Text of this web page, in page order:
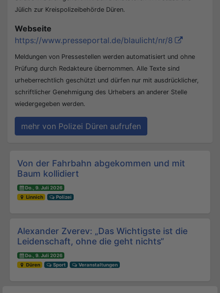
Jülich zur Kreispolizeibehörde Düren.
Webseite
https://www.presseportal.de/blaulicht/nr/8
Meldungen von Pressestellen werden automatisiert und ohne
Prüfung durch Redakteure übernommen. Alle Texte sind
urheberrechtlich geschützt und dürfen nur mit ausdrücklicher,
schriftlicher Genehmigung des Urhebers an anderer Stelle
wiedergegeben werden.
mehr von Polizei Düren aufrufen
Beitrags-Navigation
Von der Fahrbahn abgekommen und mit
Baum kollidiert
Do., 9. Juli 2026
Linnich
Polizei
Alexander Zverev: „Das Wichtigste ist die
Leidenschaft, ohne die geht nichts“
Do., 9. Juli 2026
Düren
Sport Veranstaltungen